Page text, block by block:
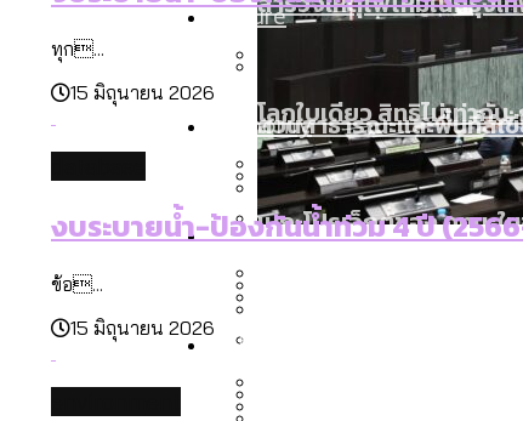
สวนสาธารณะและพื้นที่สีเ
ขยะมูลฝอย 2568 [ข้อมูล
Culture
โลกใบเดียว สิทธิไม่เท่ากั
สำรวจ Hate Speech ที่
Economy
เมกะโปรเจ็กต์ของ กทม.
Future
Database
ทุก...
15 มิถุนายน 2026
งบระบายน้ำ-ป้องกันน้ำท่วม 4 ปี
ข้อ...
15 มิถุนายน 2026